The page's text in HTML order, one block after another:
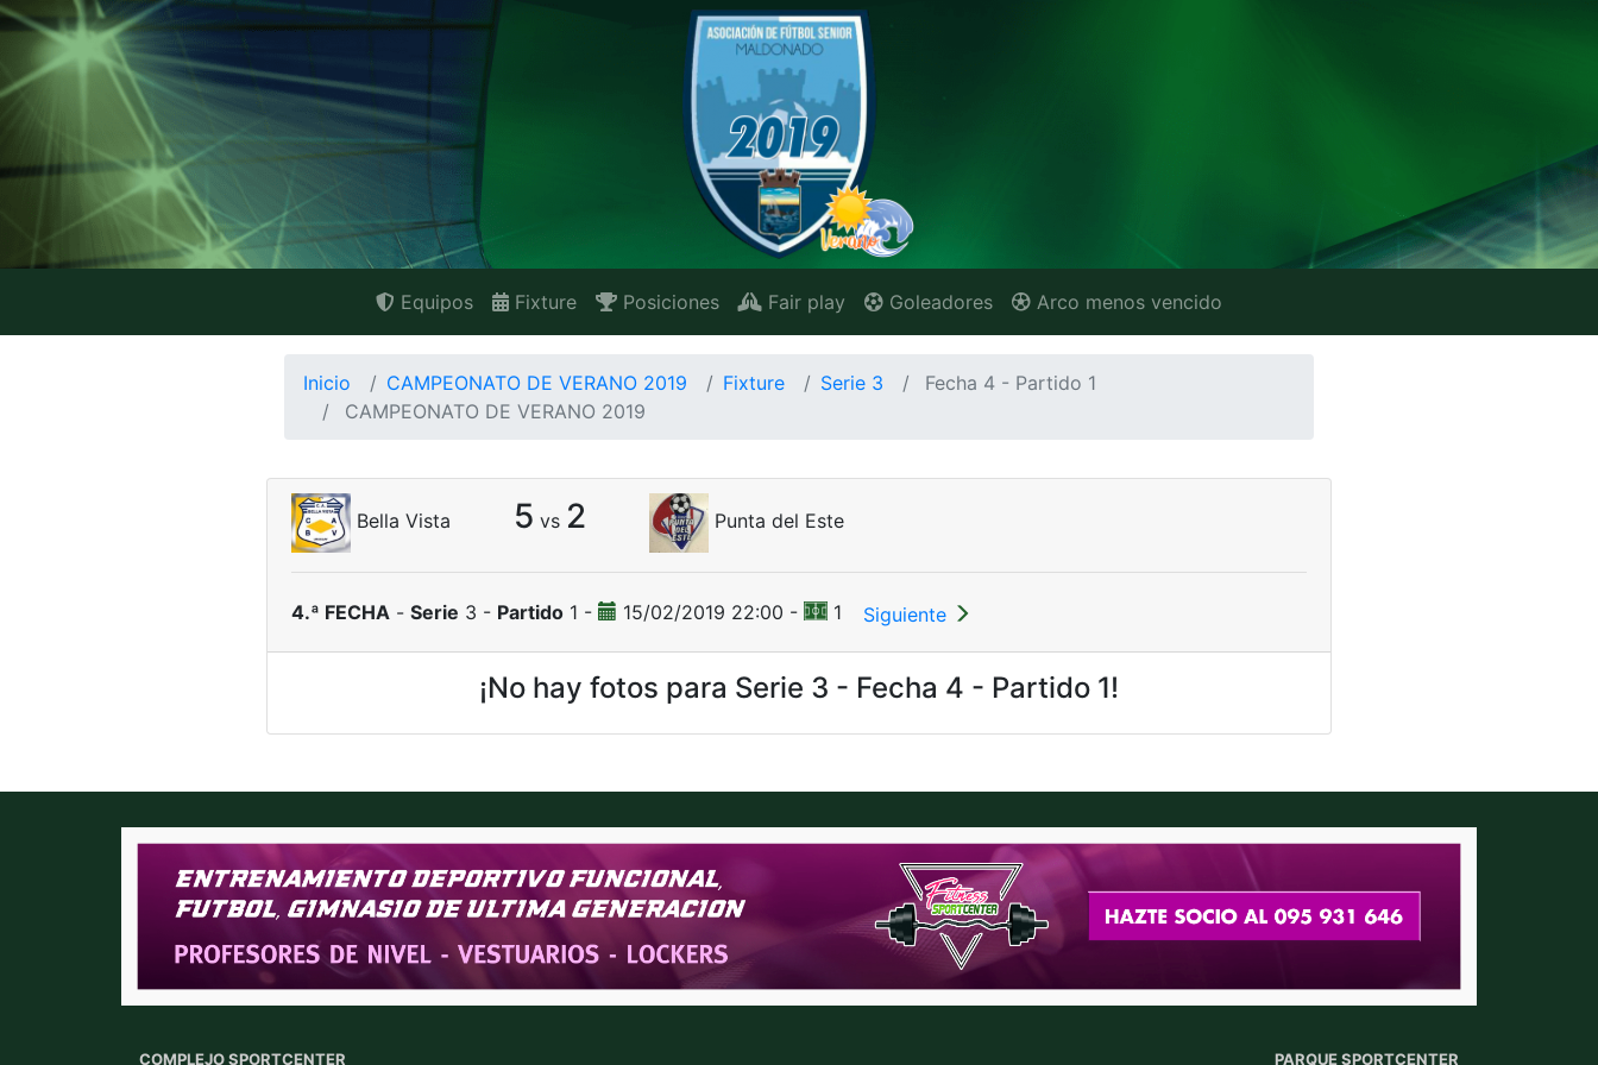
Equipos Fixture Posiciones Fair play Goleadores Arco menos vencido
Inicio CAMPEONATO DE VERANO 2019 Fixture Serie 3
Fecha 4 - Partido 1
CAMPEONATO DE VERANO 2019
Bella Vista 5 vs 2 Punta del Este
4.ª FECHA - Serie 3 - Partido 1 - 15/02/2019 22:00 - 1 Siguiente
¡No hay fotos para Serie 3 - Fecha 4 - Partido 1!
COMPLEJO SPORTCENTER PARQUE SPORTCENTER